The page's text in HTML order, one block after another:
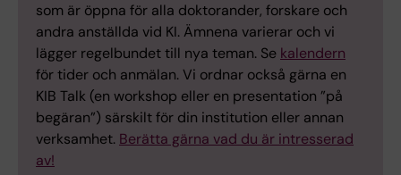
som är öppna för alla doktorander, forskare och
andra anställda vid KI. Ämnena varierar och vi
lägger regelbundet till nya teman. Se kalendern
för tider och anmälan. Vi ordnar också gärna en
KIB Talk (en workshop eller en presentation ”på
begäran”) särskilt för din institution eller annan
verksamhet. Berätta gärna vad du är intresserad
av!